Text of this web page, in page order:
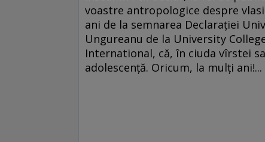
voastre antropologice despre
ani de la semnarea Declaraţiei
Ungureanu de la University
International, că, în ciuda vîrstei
adolescenţă. Oricum, la mulţi ani!...